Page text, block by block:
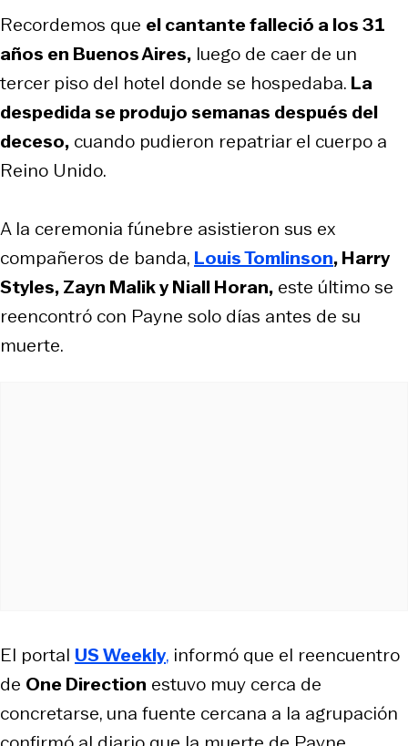
Recordemos que el cantante falleció a los 31
años en Buenos Aires, luego de caer de un
tercer piso del hotel donde se hospedaba. La
despedida se produjo semanas después del
deceso, cuando pudieron repatriar el cuerpo a
Reino Unido.
A la ceremonia fúnebre asistieron sus ex
compañeros de banda, Louis Tomlinson, Harry
Styles, Zayn Malik y Niall Horan, este último se
reencontró con Payne solo días antes de su
muerte.
El portal US Weekly, informó que el reencuentro
de One Direction estuvo muy cerca de
concretarse, una fuente cercana a la agrupación